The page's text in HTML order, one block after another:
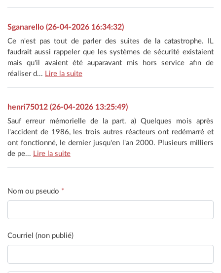
Sganarello (26-04-2026 16:34:32)
Ce n'est pas tout de parler des suites de la catastrophe. IL
faudrait aussi rappeler que les systèmes de sécurité existaient
mais qu'il avaient été auparavant mis hors service afin de
réaliser d... Lire la suite
henri75012 (26-04-2026 13:25:49)
Sauf erreur mémorielle de la part. a) Quelques mois après
l'accident de 1986, les trois autres réacteurs ont redémarré et
ont fonctionné, le dernier jusqu'en l'an 2000. Plusieurs milliers
de pe... Lire la suite
Nom ou pseudo *
Courriel (non publié)